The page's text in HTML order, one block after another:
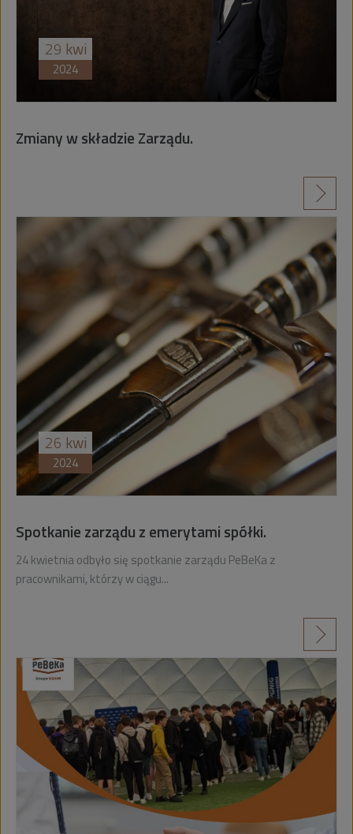
29 kwi
2024
Zmiany w składzie Zarządu.
czytaj więcej
26 kwi
2024
Spotkanie zarządu z emerytami spółki.
24 kwietnia odbyło się spotkanie zarządu PeBeKa z
pracownikami, którzy w ciągu...
czytaj więcej